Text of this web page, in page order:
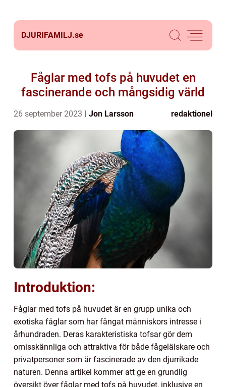
DJURIFAMILJ.se
Fåglar med tofs på huvudet en
fascinerande och mångsidig värld
26 september 2023 Jon Larsson redaktionel
Introduktion:
Fåglar med tofs på huvudet är en grupp unika och
exotiska fåglar som har fångat människors intresse i
århundraden. Deras karakteristiska tofsar gör dem
omisskännliga och attraktiva för både fågelälskare och
privatpersoner som är fascinerade av den djurrikade
naturen. Denna artikel kommer att ge en grundlig
översikt över fåglar med tofs på huvudet, inklusive en